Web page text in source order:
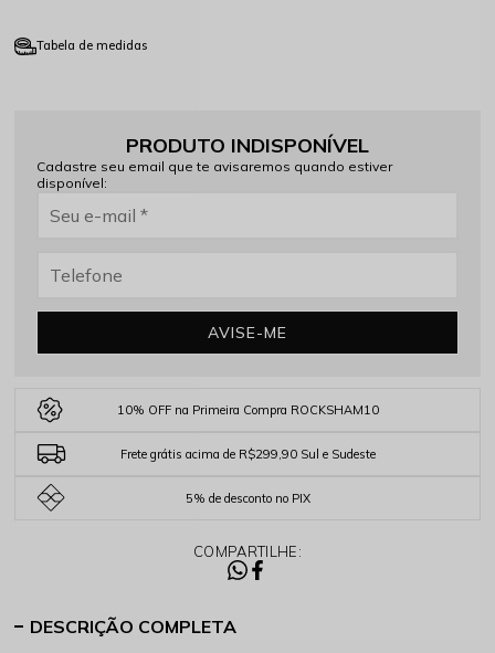
Tabela de medidas
PRODUTO INDISPONÍVEL
Cadastre seu email que te avisaremos quando estiver
disponível:
AVISE-ME
10% OFF na Primeira Compra ROCKSHAM10
Frete grátis acima de R$299,90 Sul e Sudeste
5% de desconto no PIX
COMPARTILHE:
DESCRIÇÃO COMPLETA